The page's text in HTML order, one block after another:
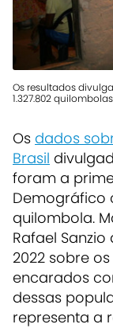
Os resultados
1.327.802 quilombolas
Os dados
Brasil
foram a
Demográfico
quilombola.
Rafael
2022 sobre
encarados
dessas
representa a